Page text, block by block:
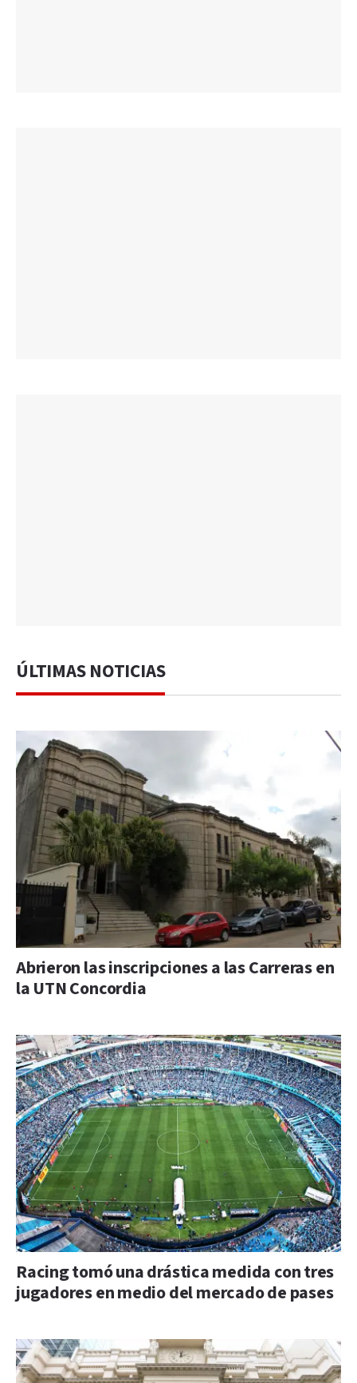
ÚLTIMAS NOTICIAS
Abrieron las inscripciones a las Carreras en
la UTN Concordia
Racing tomó una drástica medida con tres
jugadores en medio del mercado de pases